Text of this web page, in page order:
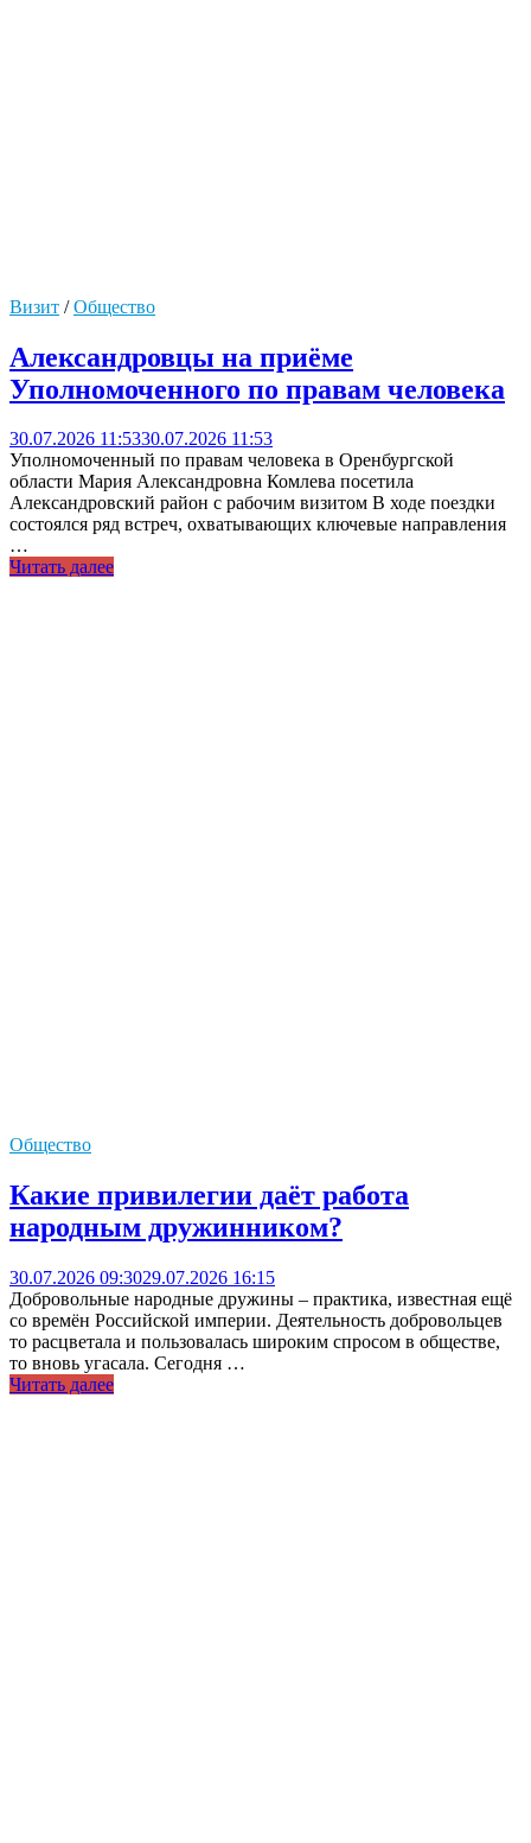
Визит /Общество
Александровцы на приёме
Уполномоченного по правам человека
30.07.2026 11:5330.07.2026 11:53
Уполномоченный по правам человека в Оренбургской
области Мария Александровна Комлева посетила
Александровский район с рабочим визитом В ходе поездки
состоялся ряд встреч, охватывающих ключевые направления
…
Читать далее
Общество
Какие привилегии даёт работа
народным дружинником?
30.07.2026 09:3029.07.2026 16:15
Добровольные народные дружины – практика, известная ещё
со времён Российской империи. Деятельность добровольцев
то расцветала и пользовалась широким спросом в обществе,
то вновь угасала. Сегодня …
Читать далее